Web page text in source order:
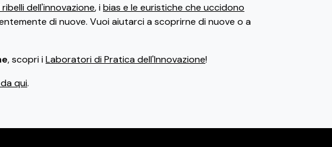
dell'innovazione, ibias e le euristiche che uccidono
di nuove. Vuoi aiutarci a scoprirne di nuove o a
, scopri iLaboratori di Pratica dell'Innovazione!
qui.